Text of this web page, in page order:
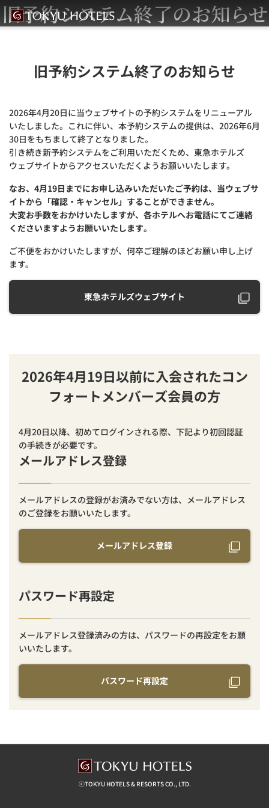
旧予約システム終了のお知らせ
旧予約システム終了のお知らせ
2026年4月20日に当ウェブサイトの予約システムをリニューアル
いたしました。これに伴い、本予約システムの提供は、2026年6月
30日をもちまして終了となりました。
引き続き新予約システムをご利用いただくため、東急ホテルズ
ウェブサイトからアクセスいただくようお願いいたします。
なお、4月19日までにお申し込みいただいたご予約は、当ウェブサ
イトから「確認・キャンセル」することができません。
大変お手数をおかけいたしますが、各ホテルへお電話にてご連絡
くださいますようお願いいたします。
ご不便をおかけいたしますが、何卒ご理解のほどお願い申し上げ
ます。
東急ホテルズウェブサイト
2026年4月19日以前に入会されたコン
フォートメンバーズ会員の方
4月20日以降、初めてログインされる際、下記より初回認証
の手続きが必要です。
メールアドレス登録
メールアドレスの登録がお済みでない方は、メールアドレス
のご登録をお願いいたします。
メールアドレス登録
パスワード再設定
メールアドレス登録済みの方は、パスワードの再設定をお願
いいたします。
パスワード再設定
ⓒTOKYU HOTELS & RESORTS CO., LTD.